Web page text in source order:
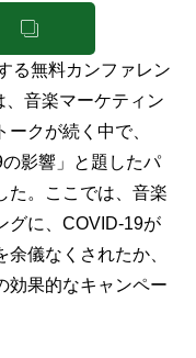
る無料カンファレン
、音楽マーケティン
クが続く中で、
の影響」と題したパ
た。ここでは、音楽
グに、COVID-19が
儀なくされたか、
効果的なキャンペー